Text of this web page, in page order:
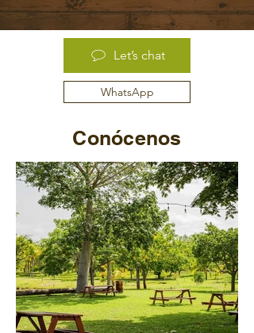
Let’s chat
WhatsApp
Conócenos